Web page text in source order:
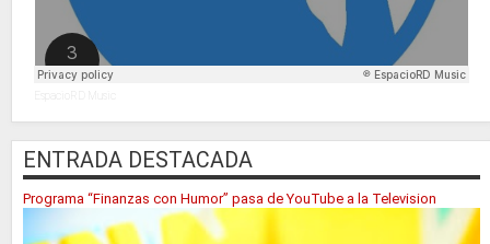
ENTRADA DESTACADA
Programa “Finanzas con Humor” pasa de YouTube a la Television